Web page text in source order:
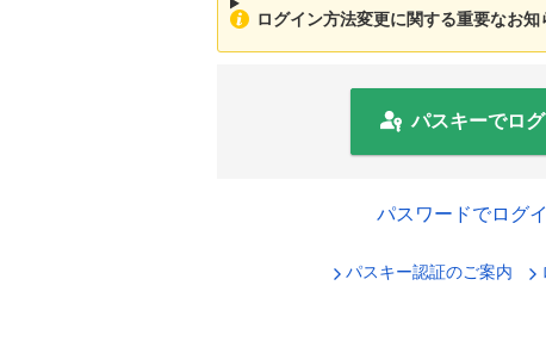
ログイン方法変更に関する重要なお知
パスキーでロ
パスワードでログ
パスキー認証のご案内